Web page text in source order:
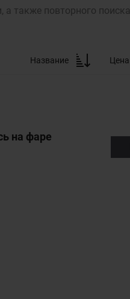
также повторного поиска.
Название Цена
на фаре